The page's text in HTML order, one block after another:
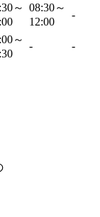
～ 08:30～
12:00
-
～
- -